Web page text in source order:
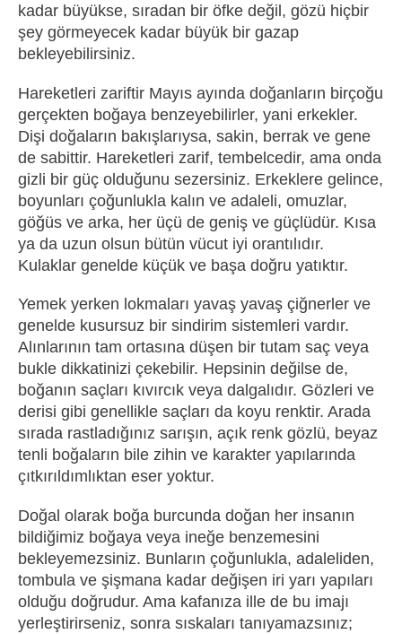
kadar büyükse, sıradan bir öfke değil, gözü hiçbir
şey görmeyecek kadar büyük bir gazap
bekleyebilirsiniz.
Hareketleri zariftir Mayıs ayında doğanların birçoğu
gerçekten boğaya benzeyebilirler, yani erkekler.
Dişi doğaların bakışlarıysa, sakin, berrak ve gene
de sabittir. Hareketleri zarif, tembelcedir, ama onda
gizli bir güç olduğunu sezersiniz. Erkeklere gelince,
boyunları çoğunlukla kalın ve adaleli, omuzlar,
göğüs ve arka, her üçü de geniş ve güçlüdür. Kısa
ya da uzun olsun bütün vücut iyi orantılıdır.
Kulaklar genelde küçük ve başa doğru yatıktır.
Yemek yerken lokmaları yavaş yavaş çiğnerler ve
genelde kusursuz bir sindirim sistemleri vardır.
Alınlarının tam ortasına düşen bir tutam saç veya
bukle dikkatinizi çekebilir. Hepsinin değilse de,
boğanın saçları kıvırcık veya dalgalıdır. Gözleri ve
derisi gibi genellikle saçları da koyu renktir. Arada
sırada rastladığınız sarışın, açık renk gözlü, beyaz
tenli boğaların bile zihin ve karakter yapılarında
çıtkırıldımlıktan eser yoktur.
Doğal olarak boğa burcunda doğan her insanın
bildiğimiz boğaya veya ineğe benzemesini
bekleyemezsiniz. Bunların çoğunlukla, adaleliden,
tombula ve şişmana kadar değişen iri yarı yapıları
olduğu doğrudur. Ama kafanıza ille de bu imajı
yerleştirirseniz, sonra sıskaları tanıyamazsınız;